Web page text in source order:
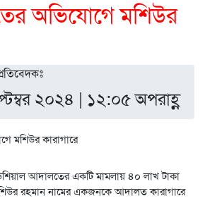
অ‌ভি‌যো‌গে ম‌শিউর
২০২৪ | ১২:০৫ অপরাহ্ণ
আদাল‌তের এক‌টি মামলায় ৪০ লাখ টাকা
রহমান না‌মের একজন‌কে আদালত কারাগা‌রে